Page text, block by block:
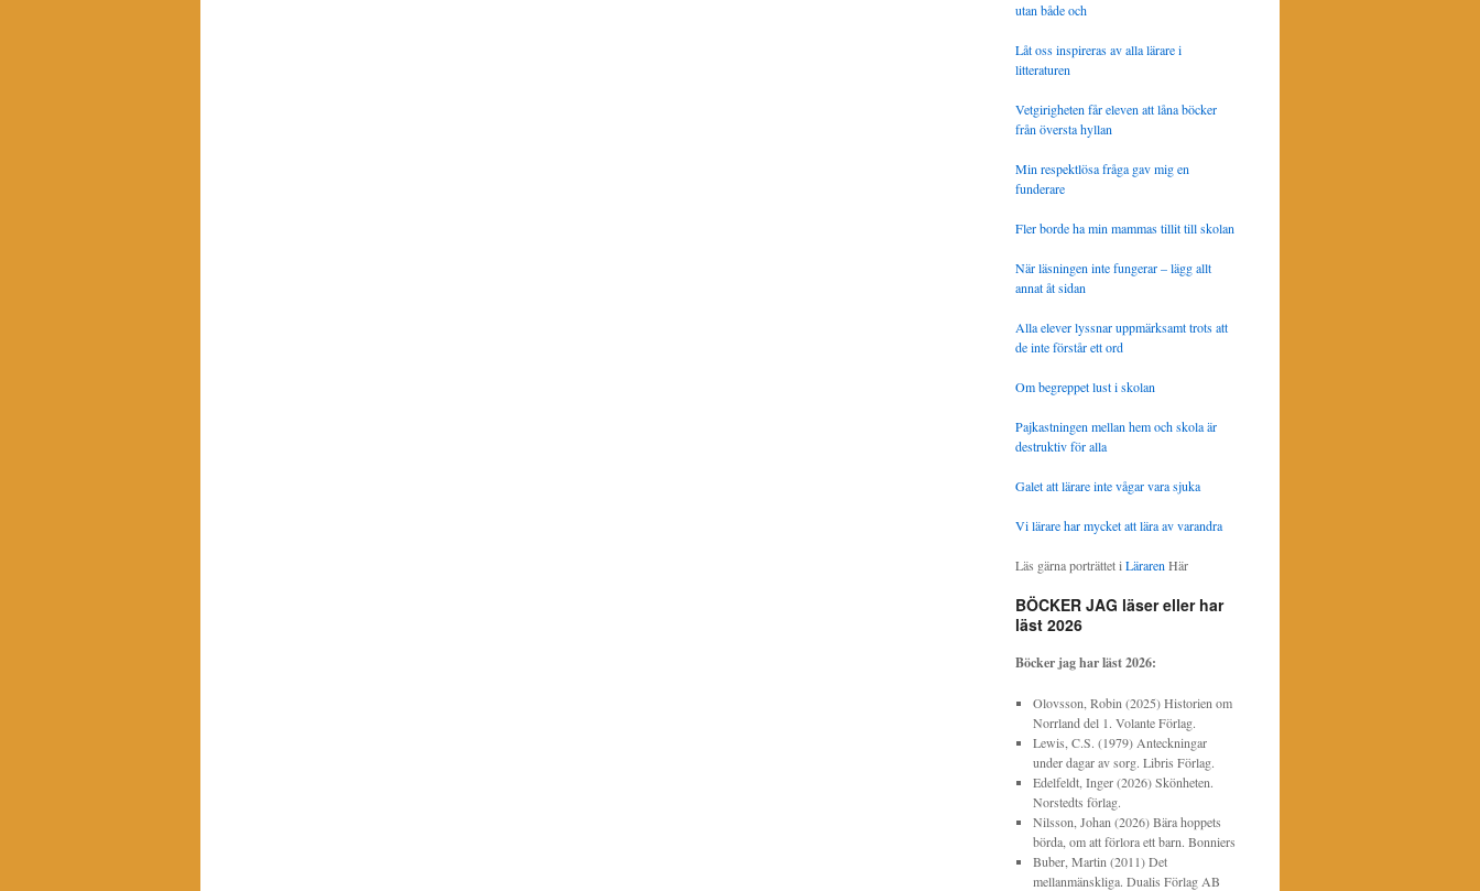
utan både och
Låt oss inspireras av alla lärare i
litteraturen
Vetgirigheten får eleven att låna böcker
från översta hyllan
Min respektlösa fråga gav mig en
funderare
Fler borde ha min mammas tillit till skolan
När läsningen inte fungerar – lägg allt
annat åt sidan
Alla elever lyssnar uppmärksamt trots att
de inte förstår ett ord
Om begreppet lust i skolan
Pajkastningen mellan hem och skola är
destruktiv för alla
Galet att lärare inte vågar vara sjuka
Vi lärare har mycket att lära av varandra
Läs gärna porträttet i Läraren Här
BÖCKER JAG läser eller har
läst 2026
Böcker jag har läst2026:
Olovsson, Robin (2025) Historien om
Norrland del 1. Volante Förlag.
Lewis, C.S. (1979) Anteckningar
under dagar av sorg. Libris Förlag.
Edelfeldt, Inger (2026) Skönheten.
Norstedts förlag.
Nilsson, Johan (2026) Bära hoppets
börda, om att förlora ett barn. Bonniers
Buber, Martin (2011) Det
mellanmänskliga. Dualis Förlag AB